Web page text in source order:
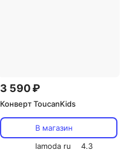
3 590 ₽
Конверт ToucanKids
В магазин
lamoda ru
4.3